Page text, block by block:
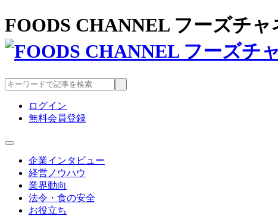
FOODS CHANNEL フーズチ
ログイン
無料会員登録
企業インタビュー
経営ノウハウ
業界動向
法令・食の安全
お役立ち